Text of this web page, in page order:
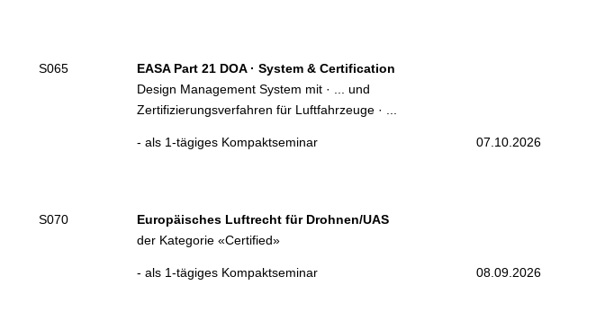
S065 EASA Part 21 DOA · System & Certification
Design Management System mit · ... und
Zertifizierungsverfahren für Luftfahrzeuge · ...
- als 1-tägiges Kompaktseminar 07.10.2026
S070
Europäisches Luftrecht für Drohnen/UAS
der Kategorie «Certified»
- als 1-tägiges Kompaktseminar 08.09.2026